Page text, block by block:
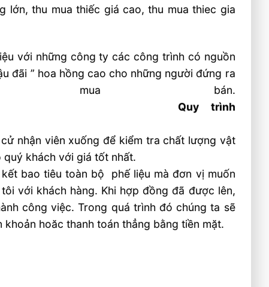
lớn, thu mua thiếc giá cao, thu mua thiec gia
với những công ty các công trình có nguồn
đãi ” hoa hồng cao cho những người đứng ra
bán.
Quy trình
nhận viên xuống để kiểm tra chất lượng vật
quý khách với giá tốt nhất.
bao tiêu toàn bộ phế liệu mà đơn vị muốn
với khách hàng. Khi hợp đồng đã được lên,
công việc. Trong quá trình đó chúng ta sẽ
hoăc thanh toán thẳng bằng tiền mặt.